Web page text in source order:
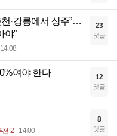
·강릉에서 상주”…
야”
14:08
23
댓글
여야 한다 12
댓글
천 2 14:00
8
댓글